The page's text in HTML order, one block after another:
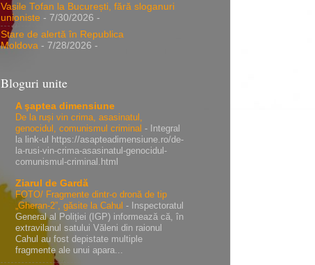
Vasile Tofan la București, fără sloganuri
unioniste - 7/30/2026 -
Stare de alertă în Republica
Moldova - 7/28/2026 -
Bloguri unite
A şaptea dimensiune
De la ruși vin crima, asasinatul,
genocidul, comunismul criminal - Integral
la link-ul https://asapteadimensiune.ro/de-
la-rusi-vin-crima-asasinatul-genocidul-
comunismul-criminal.html
Ziarul de Gardă
FOTO/ Fragmente dintr-o dronă de tip
„Gheran-2”, găsite la Cahul - Inspectoratul
General al Poliției (IGP) informează că, în
extravilanul satului Văleni din raionul
Cahul au fost depistate multiple
fragmente ale unui apara...